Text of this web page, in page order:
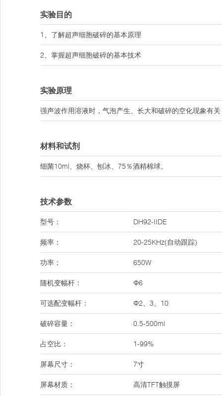
实验目的
1、了解超声细胞破碎的基本原理
2、掌握超声细胞破碎的基本技术
实验原理
强声波作用溶液时，气泡产生、长大和破碎的空化现象有
材料和试剂
细菌10ml、烧杯、刨冰、75％酒精棉球。
技术参数
型号： DH92-IIDE
频率： 20-25KHz(自动跟踪)
功率： 650W
随机变幅杆： Φ6
可选配变幅杆： Φ2、3、10
破碎容量： 0.5-500ml
占空比： 1-99%
屏幕尺寸： 7寸
屏幕材质： 高清TFT触摸屏